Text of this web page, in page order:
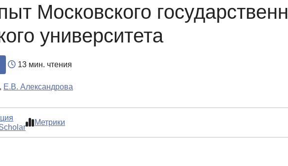
Московского
университета
13 мин. чтения
, Е.В. Александрова
Метрики